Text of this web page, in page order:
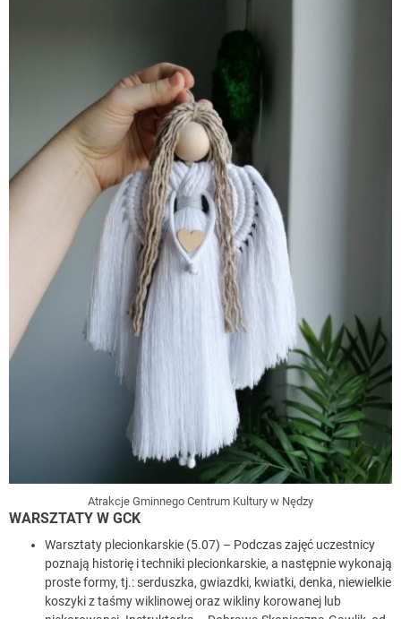
Atrakcje Gminnego Centrum Kultury w Nędzy
WARSZTATY W GCK
Warsztaty plecionkarskie (5.07) – Podczas zajęć uczestnicy
poznają historię i techniki plecionkarskie, a następnie wykonają
proste formy, tj.: serduszka, gwiazdki, kwiatki, denka, niewielkie
koszyki z taśmy wiklinowej oraz wikliny korowanej lub